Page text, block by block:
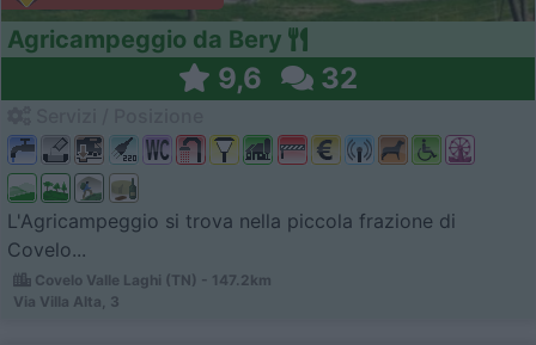
Agricampeggio da Bery
9,6 32
L'Agricampeggio si trova nella piccola frazione di
Covelo...
Covelo Valle Laghi (TN) - 147.2km
Via Villa Alta, 3